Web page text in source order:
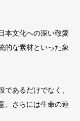
本文化への深い敬愛
的な素材といった象
あるだけでなく、
、さらには生命の連